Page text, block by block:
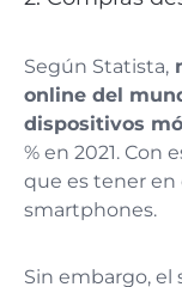
Según Statista,
online del
dispositivos
% en 2021. Con
que es tener en
smartphones.
Sin embargo,